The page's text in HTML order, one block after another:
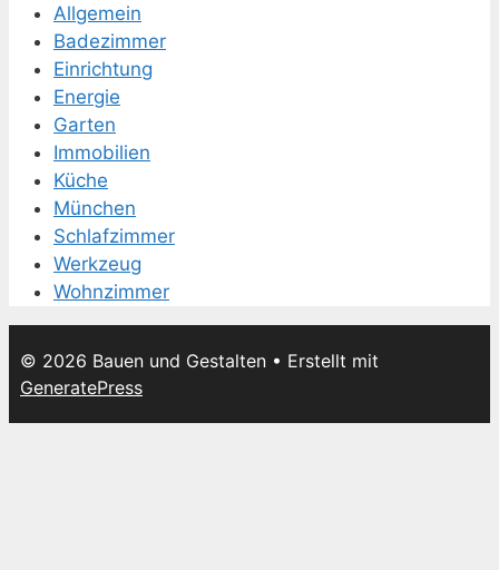
Allgemein
Badezimmer
Einrichtung
Energie
Garten
Immobilien
Küche
München
Schlafzimmer
Werkzeug
Wohnzimmer
© 2026 Bauen und Gestalten • Erstellt mit
GeneratePress